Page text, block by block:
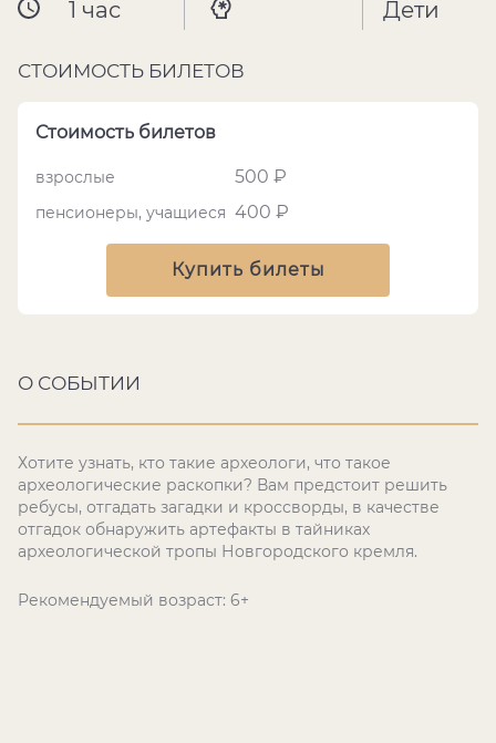
1 час Дети
СТОИМОСТЬ БИЛЕТОВ
Стоимость билетов
взрослые 500 ₽
пенсионеры, учащиеся 400 ₽
Купить билеты
О СОБЫТИИ
Хотите узнать, кто такие археологи, что такое
археологические раскопки? Вам предстоит решить
ребусы, отгадать загадки и кроссворды, в качестве
отгадок обнаружить артефакты в тайниках
археологической тропы Новгородского кремля.
Рекомендуемый возраст: 6+